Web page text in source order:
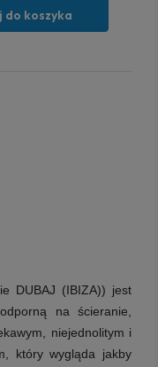
do koszyka
DUBAJ (IBIZA)) jest
na ścieranie,
niejednolitym i
który wygląda jakby